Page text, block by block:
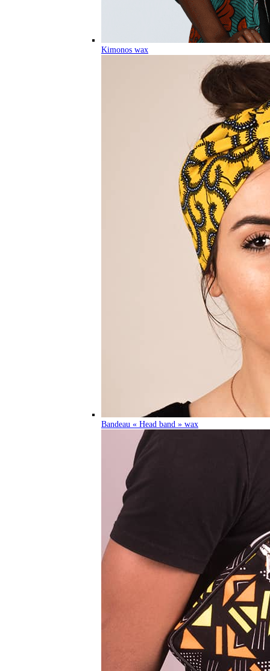
Kimonos wax
Bandeau « Head band » wax